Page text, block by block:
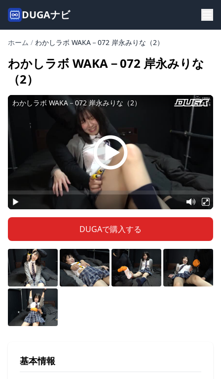
DUGAナビ
ホーム / わかしラボ WAKA－072 岸永みりな（2）
わかしラボ WAKA－072 岸永みりな
（2）
DUGAで購入する
基本情報